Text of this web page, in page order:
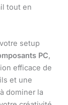
tout en
setup
PC,
efficace de
et une
dominer la